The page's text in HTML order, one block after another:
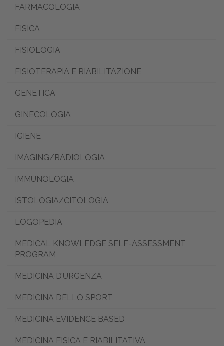
FARMACOLOGIA
FISICA
FISIOLOGIA
FISIOTERAPIA E RIABILITAZIONE
GENETICA
GINECOLOGIA
IGIENE
IMAGING/RADIOLOGIA
IMMUNOLOGIA
ISTOLOGIA/CITOLOGIA
LOGOPEDIA
MEDICAL KNOWLEDGE SELF-ASSESSMENT
PROGRAM
MEDICINA D’URGENZA
MEDICINA DELLO SPORT
MEDICINA EVIDENCE BASED
MEDICINA FISICA E RIABILITATIVA